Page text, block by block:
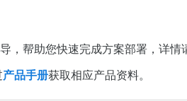
，帮助您快速完成方案部署，详情
产品手册获取相应产品资料。